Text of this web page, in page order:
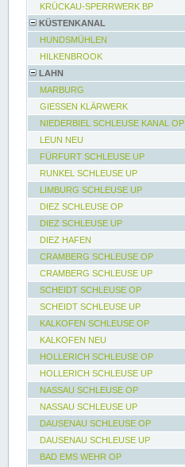
KRÜCKAU-SPERRWERK BP
KÜSTENKANAL
HUNDSMÜHLEN
HILKENBROOK
LAHN
MARBURG
GIESSEN KLÄRWERK
NIEDERBIEL SCHLEUSE KANAL OP
LEUN NEU
FÜRFURT SCHLEUSE UP
RUNKEL SCHLEUSE UP
LIMBURG SCHLEUSE UP
DIEZ SCHLEUSE OP
DIEZ SCHLEUSE UP
DIEZ HAFEN
CRAMBERG SCHLEUSE OP
CRAMBERG SCHLEUSE UP
SCHEIDT SCHLEUSE OP
SCHEIDT SCHLEUSE UP
KALKOFEN SCHLEUSE OP
KALKOFEN NEU
HOLLERICH SCHLEUSE OP
HOLLERICH SCHLEUSE UP
NASSAU SCHLEUSE OP
NASSAU SCHLEUSE UP
DAUSENAU SCHLEUSE OP
DAUSENAU SCHLEUSE UP
BAD EMS WEHR OP